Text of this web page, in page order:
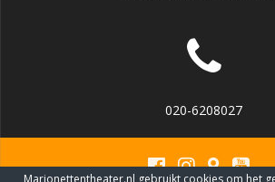
020-6208027
Marionettentheater.nl gebruikt cookies om het